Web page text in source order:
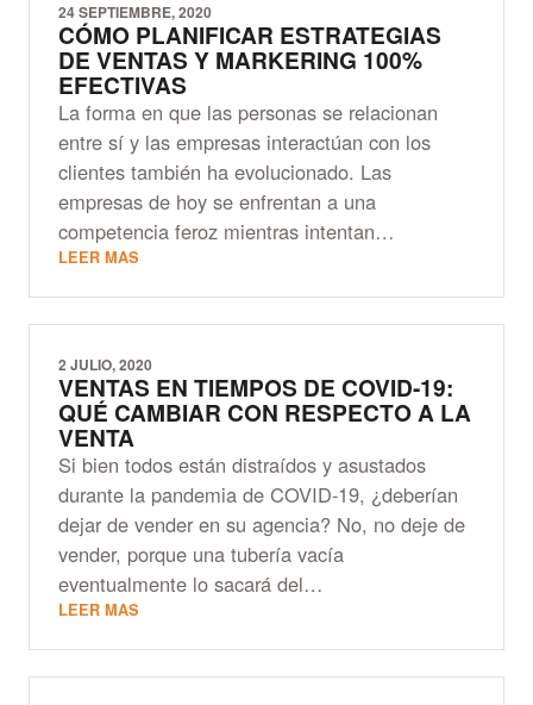
24 SEPTIEMBRE, 2020
CÓMO PLANIFICAR ESTRATEGIAS
DE VENTAS Y MARKERING 100%
EFECTIVAS
La forma en que las personas se relacionan
entre sí y las empresas interactúan con los
clientes también ha evolucionado. Las
empresas de hoy se enfrentan a una
competencia feroz mientras intentan…
LEER MAS
2 JULIO, 2020
VENTAS EN TIEMPOS DE COVID-19:
QUÉ CAMBIAR CON RESPECTO A LA
VENTA
Si bien todos están distraídos y asustados
durante la pandemia de COVID-19, ¿deberían
dejar de vender en su agencia? No, no deje de
vender, porque una tubería vacía
eventualmente lo sacará del…
LEER MAS